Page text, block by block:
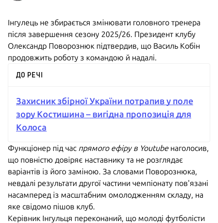
Інгулець не збирається змінювати головного тренера
після завершення сезону 2025/26. Президент клубу
Олександр Поворознюк підтвердив, що Василь Кобін
продовжить роботу з командою й надалі.
ДО РЕЧІ
Захисник збірної України потрапив у поле
зору Костишина – вигідна пропозиція для
Колоса
Функціонер під час прямого ефіру в Youtubeнаголосив,
що повністю довіряє наставнику та не розглядає
варіантів із його заміною. За словами Поворознюка,
невдалі результати другої частини чемпіонату пов'язані
насамперед із масштабним омолодженням складу, на
яке свідомо пішов клуб.
Керівник Інгульця переконаний, що молоді футболісти